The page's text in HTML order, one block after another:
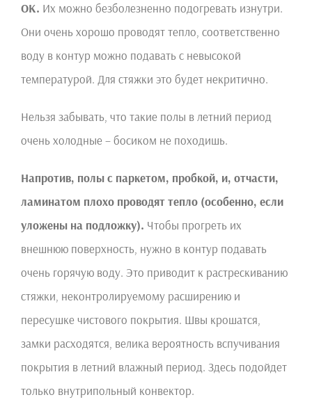
ОК. Их можно безболезненно подогревать изнутри.
Они очень хорошо проводят тепло, соответственно
воду в контур можно подавать с невысокой
температурой. Для стяжки это будет некритично.
Нельзя забывать, что такие полы в летний период
очень холодные – босиком не походишь.
Напротив, полы с паркетом, пробкой, и, отчасти,
ламинатом плохо проводят тепло (особенно, если
уложены на подложку). Чтобы прогреть их
внешнюю поверхность, нужно в контур подавать
очень горячую воду. Это приводит к растрескиванию
стяжки, неконтролируемому расширению и
пересушке чистового покрытия. Швы крошатся,
замки расходятся, велика вероятность вспучивания
покрытия в летний влажный период. Здесь подойдет
только внутрипольный конвектор.